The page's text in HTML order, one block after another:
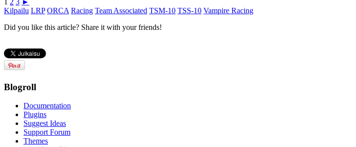
Kilpailu LRP ORCA Racing Team Associated TSM-10 TSS-10 Vampire Racing
Did you like this article? Share it with your friends!
Blogroll
Documentation
Plugins
Suggest Ideas
Support Forum
Themes